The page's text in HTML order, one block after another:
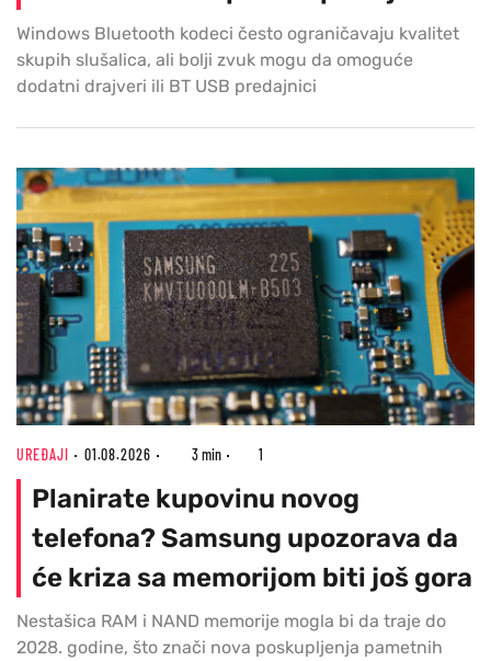
Windows Bluetooth kodeci često ograničavaju kvalitet
skupih slušalica, ali bolji zvuk mogu da omoguće
dodatni drajveri ili BT USB predajnici
UREĐAJI 01.08.2026 3 min 1
Planirate kupovinu novog
telefona? Samsung upozorava da
će kriza sa memorijom biti još gora
Nestašica RAM i NAND memorije mogla bi da traje do
2028. godine, što znači nova poskupljenja pametnih